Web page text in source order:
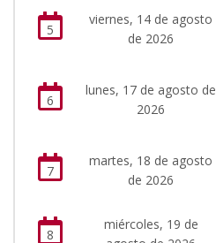
5
viernes, 14 de agosto
de 2026
6
lunes, 17 de agosto de
2026
7
martes, 18 de agosto
de 2026
8
miércoles, 19 de